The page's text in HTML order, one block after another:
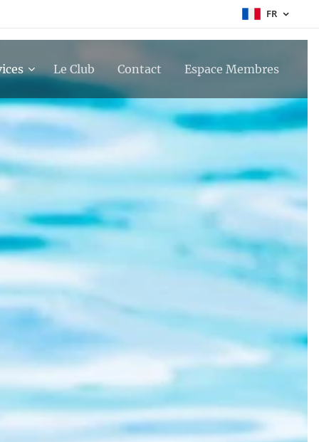
FR
Le Club Contact Espace Membres